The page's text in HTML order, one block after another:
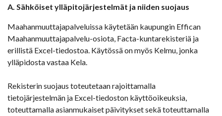
A. Sähköiset ylläpitojärjestelmät ja niiden suojaus
Maahanmuuttajapalveluissa käytetään kaupungin Effican
Maahanmuuttajapalvelu-osiota, Facta-kuntarekisteriä ja
erillistä Excel-tiedostoa. Käytössä on myös Kelmu, jonka
ylläpidosta vastaa Kela.
Rekisterin suojaus toteutetaan rajoittamalla
tietojärjestelmän ja Excel-tiedoston käyttöoikeuksia,
toteuttamalla asianmukaiset päivitykset sekä toteuttamalla